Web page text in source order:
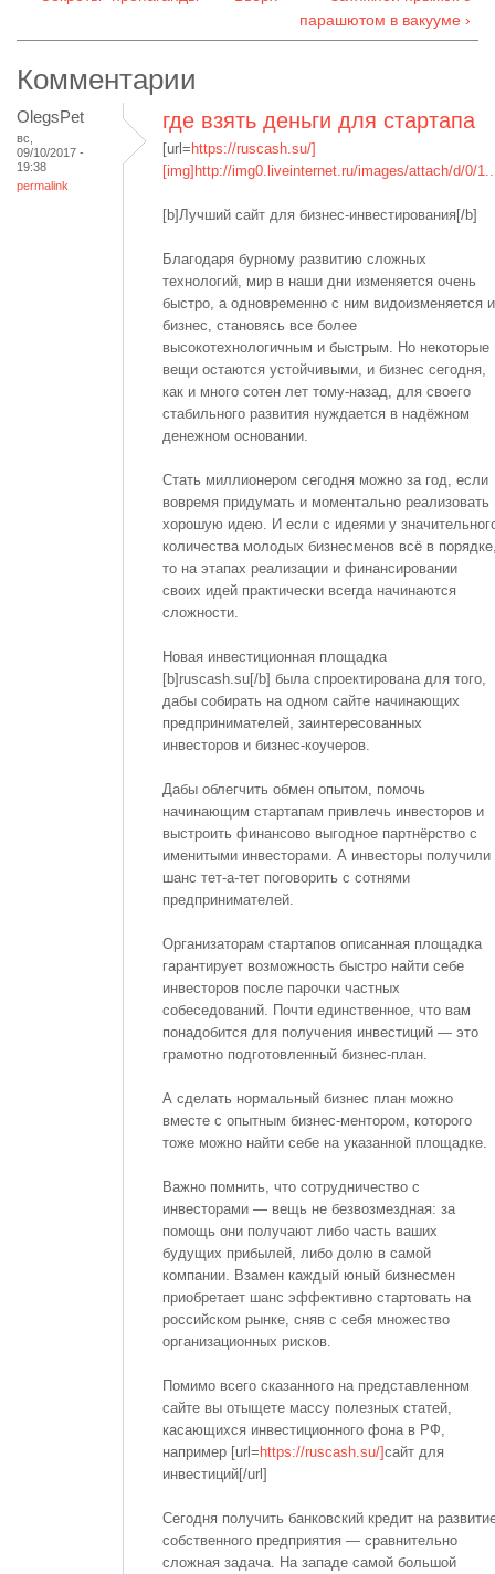
парашютом в вакууме ›
Комментарии
OlegsPet
вс,
09/10/2017 -
19:38
permalink
где взять деньги для стартапа
[url= https://ruscash.su/]
[img]http://img0.liveinternet.ru/images/attach/d/0/
[b]Лучший сайт для бизнес-инвестирования[/b]
Благодаря бурному развитию сложных
технологий, мир в наши дни изменяется очень
быстро, а одновременно с ним видоизменяется и
бизнес, становясь все более
высокотехнологичным и быстрым. Но некоторые
вещи остаются устойчивыми, и бизнес сегодня,
как и много сотен лет тому-назад, для своего
стабильного развития нуждается в надёжном
денежном основании.
Стать миллионером сегодня можно за год, если
вовремя придумать и моментально реализовать
хорошую идею. И если с идеями у
количества молодых бизнесменов всё в
то на этапах реализации и финансировании
своих идей практически всегда начинаются
сложности.
Новая инвестиционная площадка
[b]ruscash.su[/b] была спроектирована для того,
дабы собирать на одном сайте начинающих
предпринимателей, заинтересованных
инвесторов и бизнес-коучеров.
Дабы облегчить обмен опытом, помочь
начинающим стартапам привлечь инвесторов и
выстроить финансово выгодное партнёрство с
именитыми инвесторами. А инвесторы получили
шанс тет-а-тет поговорить с сотнями
предпринимателей.
Организаторам стартапов описанная площадка
гарантирует возможность быстро найти себе
инвесторов после парочки частных
собеседований. Почти единственное, что вам
понадобится для получения инвестиций — это
грамотно подготовленный бизнес-план.
А сделать нормальный бизнес план можно
вместе с опытным бизнес-ментором, которого
тоже можно найти себе на указанной площадке.
Важно помнить, что сотрудничество с
инвесторами — вещь не безвозмездная: за
помощь они получают либо часть ваших
будущих прибылей, либо долю в самой
компании. Взамен каждый юный бизнесмен
приобретает шанс эффективно стартовать на
российском рынке, сняв с себя множество
организационных рисков.
Помимо всего сказанного на представленном
сайте вы отыщете массу полезных статей,
касающихся инвестиционного фона в РФ,
например [url= https://ruscash.su/]сайт для
инвестиций[/url]
Сегодня получить банковский кредит на
собственного предприятия — сравнительно
сложная задача. На западе самой большой